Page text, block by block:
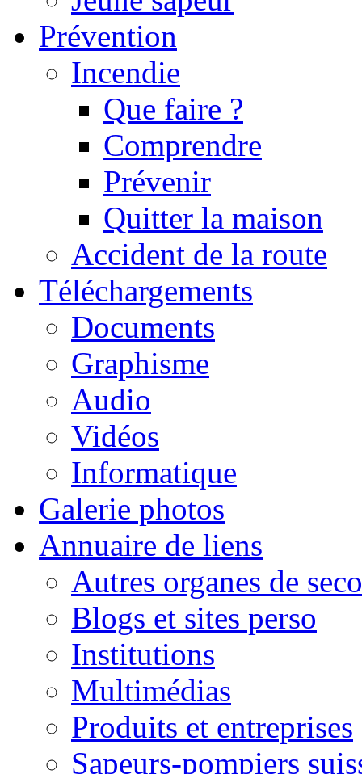
Prévention
Incendie
Que faire ?
Comprendre
Prévenir
Quitter la maison
Accident de la route
Téléchargements
Documents
Graphisme
Audio
Vidéos
Informatique
Galerie photos
Annuaire de liens
Autres organes de
Blogs et sites perso
Institutions
Multimédias
Produits et entreprises
Sapeurs-pompiers